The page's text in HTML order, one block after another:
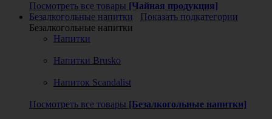
Посмотреть все товары [Чайная продукция]
Безалкогольные напитки
Показать подкатегории
Безалкогольные напитки
Напитки
Напитки Brusko
Напиток Scandalist
Посмотреть все товары [Безалкогольные напитки]